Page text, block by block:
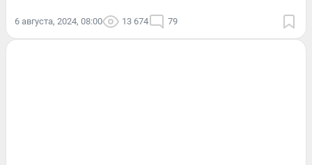
6 августа, 2024, 08:00 13 674 79